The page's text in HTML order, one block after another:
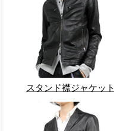
スタンド襟ジャケット